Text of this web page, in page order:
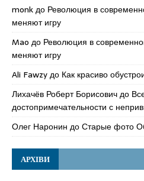
monkдо Революция в
меняют игру
Mao до Революция в
меняют игру
Ali Fawzyдо Как красиво
Лихачёв Роберт Борисовичдо
достопримечательности с
Олег Наронин доСтарые фото
АРХІВИ